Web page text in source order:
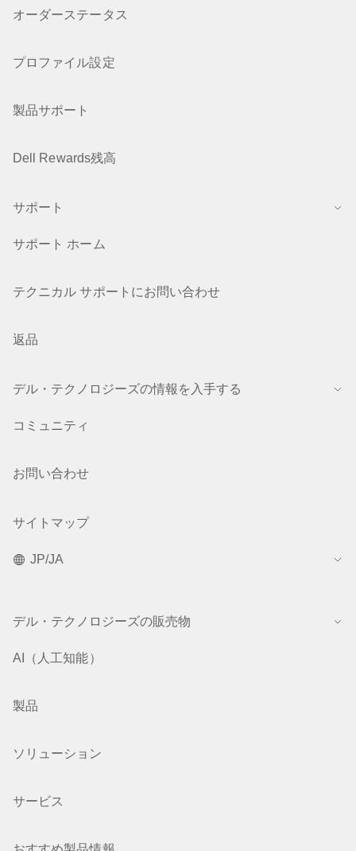
オーダーステータス
プロファイル設定
製品サポート
Dell Rewards残高
サポート
サポート ホーム
テクニカル サポートにお問い合わせ
返品
デル・テクノロジーズの情報を入手する
コミュニティ
お問い合わせ
サイトマップ
JP/JA
デル・テクノロジーズの販売物
AI（人工知能）
製品
ソリューション
サービス